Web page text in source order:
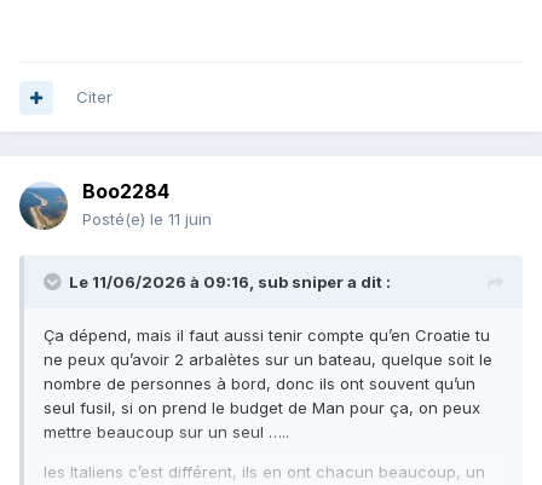
Citer
Boo2284
Posté(e) le 11 juin
Le 11/06/2026 à 09:16, sub snipera dit :
Ça dépend, mais il faut aussi tenir compte qu’en Croatie tu
ne peux qu’avoir 2 arbalètes sur un bateau, quelque soit le
nombre de personnes à bord, donc ils ont souvent qu’un
seul fusil, si on prend le budget de Man pour ça, on peux
mettre beaucoup sur un seul …..
les Italiens c’est différent, ils en ont chacun beaucoup, un